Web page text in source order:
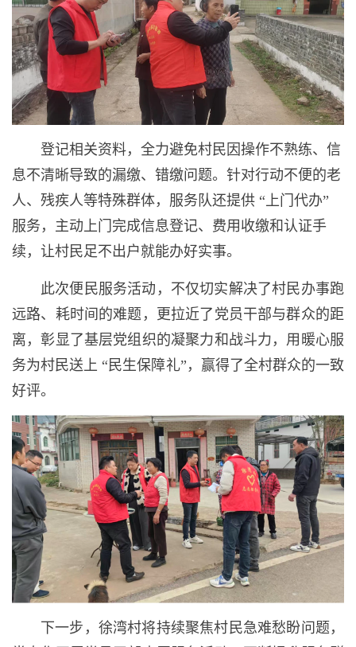
登记相关资料，全力避免村民因操作不熟练、信
息不清晰导致的漏缴、错缴问题。针对行动不便的老
人、残疾人等特殊群体，服务队还提供 “上门代办”
服务，主动上门完成信息登记、费用收缴和认证手
续，让村民足不出户就能办好实事。
此次便民服务活动，不仅切实解决了村民办事跑
远路、耗时间的难题，更拉近了党员干部与群众的距
离，彰显了基层党组织的凝聚力和战斗力，用暖心服
务为村民送上 “民生保障礼”，赢得了全村群众的一致
好评。
下一步，徐湾村将持续聚焦村民急难愁盼问题，